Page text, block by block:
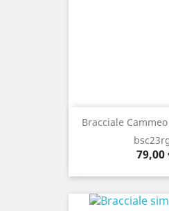
Bracciale
79,00